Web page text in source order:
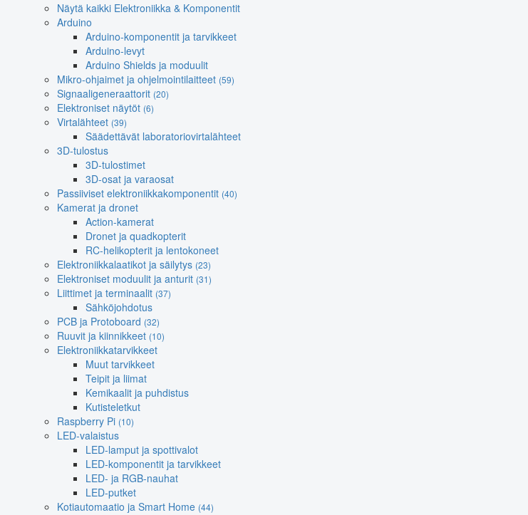
Näytä kaikki Elektroniikka & Komponentit
Arduino
Arduino-komponentit ja tarvikkeet
Arduino-levyt
Arduino Shields ja moduulit
Mikro-ohjaimet ja ohjelmointilaitteet (59)
Signaaligeneraattorit (20)
Elektroniset näytöt (6)
Virtalähteet (39)
Säädettävät laboratoriovirtalähteet
3D-tulostus
3D-tulostimet
3D-osat ja varaosat
Passiiviset elektroniikkakomponentit (40)
Kamerat ja dronet
Action-kamerat
Dronet ja quadkopterit
RC-helikopterit ja lentokoneet
Elektroniikkalaatikot ja säilytys (23)
Elektroniset moduulit ja anturit (31)
Liittimet ja terminaalit (37)
Sähköjohdotus
PCB ja Protoboard (32)
Ruuvit ja kiinnikkeet (10)
Elektroniikkatarvikkeet
Muut tarvikkeet
Teipit ja liimat
Kemikaalit ja puhdistus
Kutisteletkut
Raspberry Pi (10)
LED-valaistus
LED-lamput ja spottivalot
LED-komponentit ja tarvikkeet
LED- ja RGB-nauhat
LED-putket
Kotiautomaatio ja Smart Home (44)